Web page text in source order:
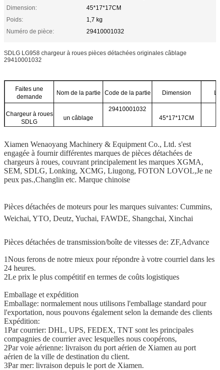
Dimension:
45*17*17CM
Poids:
1,7 kg
Numéro de pièce:
29410001032
SDLG LG958 chargeur à roues pièces détachées originales câblage
29410001032
Faites une
demande
Nom de la partie Code de la partie Dimension
Chargeur à roues
SDLG
un câblage
29410001032
45*17*17CM
Xiamen Wenaoyang Machinery & Equipment Co., Ltd. s'est
engagée à fournir différentes marques de pièces détachées de
chargeurs à roues, couvrant principalement les marques XGMA,
SEM, SDLG, Lonking, XCMG, Liugong, FOTON LOVOL,Je ne
peux pas.,Changlin etc. Marque chinoise
Pièces détachées de moteurs pour les marques suivantes: Cummins,
Weichai, YTO, Deutz, Yuchai, FAWDE, Shangchai, Xinchai
Pièces détachées de transmission/boîte de vitesses de: ZF,Advance
1Nous ferons de notre mieux pour répondre à votre courriel dans les
24 heures.
2Le prix le plus compétitif en termes de coûts logistiques
Emballage et expédition
Emballage: normalement nous utilisons l'emballage standard pour
l'exportation, nous pouvons également selon la demande des clients
Expédition:
1Par courrier: DHL, UPS, FEDEX, TNT sont les principales
compagnies de courrier avec lesquelles nous coopérons,
2Par voie aérienne: livraison du port aérien de Xiamen au port
aérien de la ville de destination du client.
3Par mer: livraison depuis le port de Xiamen.